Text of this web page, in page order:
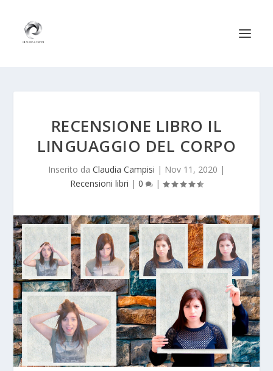
RECENSIONE LIBRO IL
LINGUAGGIO DEL CORPO
Inserito da Claudia Campisi | Nov 11, 2020 |
Recensioni libri | 0 |